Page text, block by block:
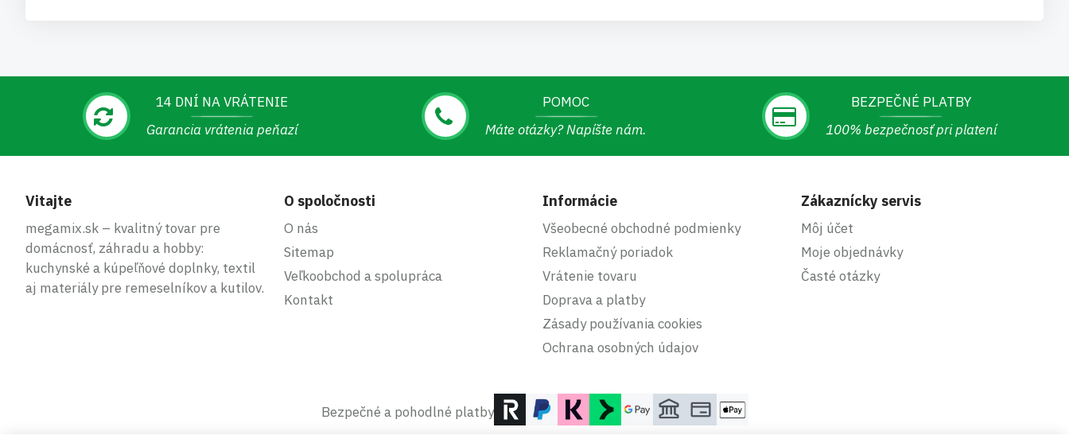
14 DNÍ NA VRÁTENIE
Garancia vrátenia peňazí
POMOC
Máte otázky? Napíšte nám.
BEZPEČNÉ PLATBY
100% bezpečnosť pri platení
Vitajte
megamix.sk – kvalitný tovar pre
domácnosť, záhradu a hobby:
kuchynské a kúpeľňové doplnky, textil
aj materiály pre remeselníkov a kutilov.
O spoločnosti
O nás
Sitemap
Veľkoobchod a spolupráca
Kontakt
Informácie
Všeobecné obchodné podmienky
Reklamačný poriadok
Vrátenie tovaru
Doprava a platby
Zásady používania cookies
Ochrana osobných údajov
Zákaznícky servis
Môj účet
Moje objednávky
Časté otázky
Bezpečné a pohodlné platby